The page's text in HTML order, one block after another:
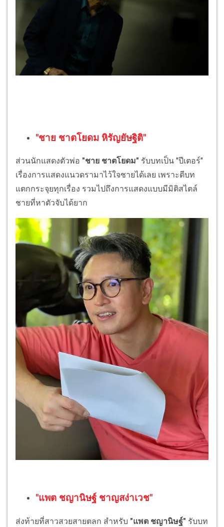
"ชาย ชาตโยดม หิรัญยัษฐิติ"
ส่วนนักแสดงตัวพ่อ "ชาย ชาตโยดม" รับบทเป็น "ปีเตอร์"
เรื่องการแสดงแนวดรามาไว้ใจชายได้เลย เพราะตีบท
แตกกระจุยทุกเรื่อง รวมไปถึงการแสดงแบบมีมิติสไตล์
ชายที่หาตัวจับได้ยาก
"แพต ชญานิษฐ์ ชาญสง่าเวช"
ส่งท้ายที่สาวสวยสายตลก สำหรับ "แพต ชญานิษฐ์" รับบท